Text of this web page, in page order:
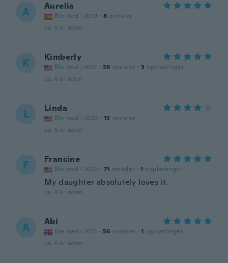
A Aurelia
Ble med i 2019 · 8 omtaler
ca. 6 år siden
K Kimberly
Ble med i 2017 · 36 omtaler · 3 opplastinger
ca. 6 år siden
L Linda
Ble med i 2020 · 13 omtaler
ca. 6 år siden
F Francine
Ble med i 2020 · 71 omtaler · 1 opplastinger
My daughter absolutely loves it.
ca. 6 år siden
A Abi
Ble med i 2013 · 56 omtaler · 1 opplastinger
ca. 6 år siden